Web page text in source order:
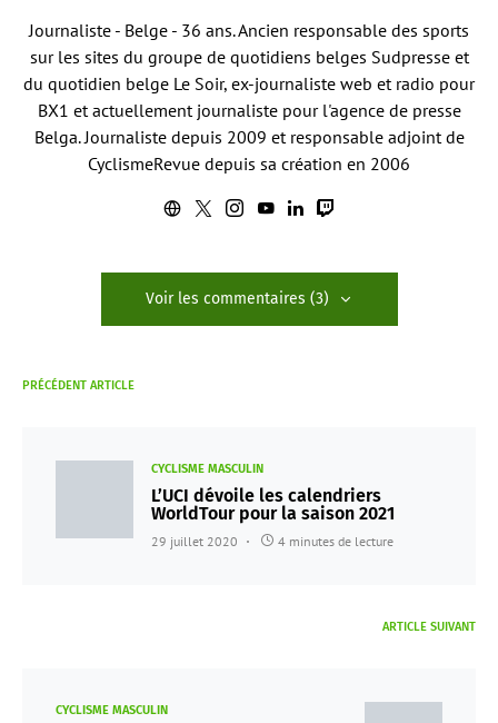
Journaliste - Belge - 36 ans. Ancien responsable des sports
sur les sites du groupe de quotidiens belges Sudpresse et
du quotidien belge Le Soir, ex-journaliste web et radio pour
BX1 et actuellement journaliste pour l'agence de presse
Belga. Journaliste depuis 2009 et responsable adjoint de
CyclismeRevue depuis sa création en 2006
Voir les commentaires (3)
PRÉCÉDENT ARTICLE
CYCLISME MASCULIN
L’UCI dévoile les calendriers
WorldTour pour la saison 2021
29 juillet 2020 4 minutes de lecture
ARTICLE SUIVANT
CYCLISME MASCULIN